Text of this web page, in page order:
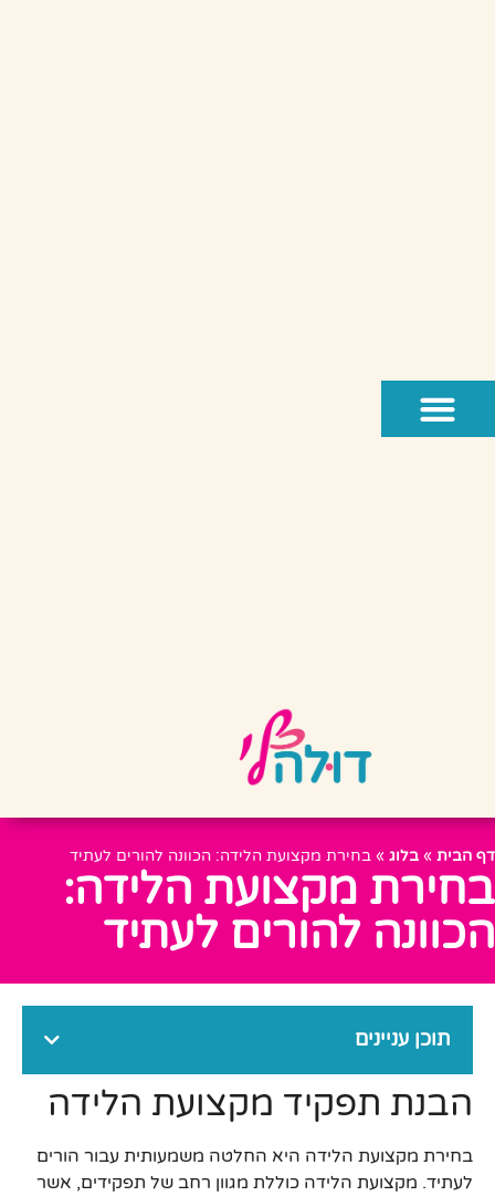
דף הבית » בלוג » בחירת מקצועת הלידה: הכוונה להורים לעתיד
בחירת מקצועת הלידה:
הכוונה להורים לעתיד
תוכן עניינים
הבנת תפקיד מקצועת הלידה
בחירת מקצועת הלידה היא החלטה משמעותית עבור הורים
לעתיד. מקצועת הלידה כוללת מגוון רחב של תפקידים, אשר